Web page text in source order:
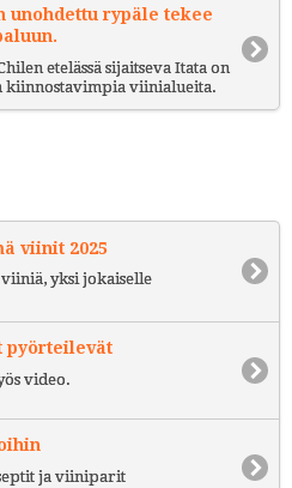
unohdettu rypäle tekee
etelässä sijaitseva Itata on
kiinnostavimpia viinialueita.
viinit 2025
yksi jokaiselle
pyörteilevät
video.
ja viiniparit